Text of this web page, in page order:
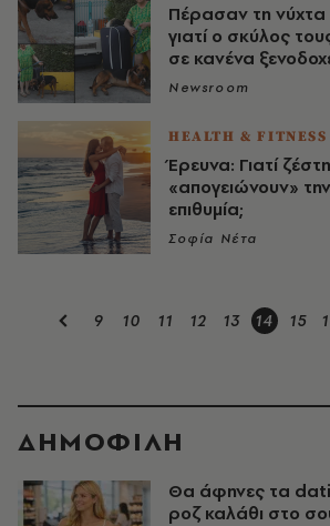
Πέρασαν τη νύχτα
γιατί ο σκύλος
σε κανένα
Newsroom
HEALTH & FITNESS
Έρευνα: Γιατί
«απογειώνουν»
επιθυμία;
Σοφία Νέτα
9 10 11 12 13 14 15
ΔΗΜΟΦΙΛΗ
Θα άφηνες τα
ροζ καλάθι στο